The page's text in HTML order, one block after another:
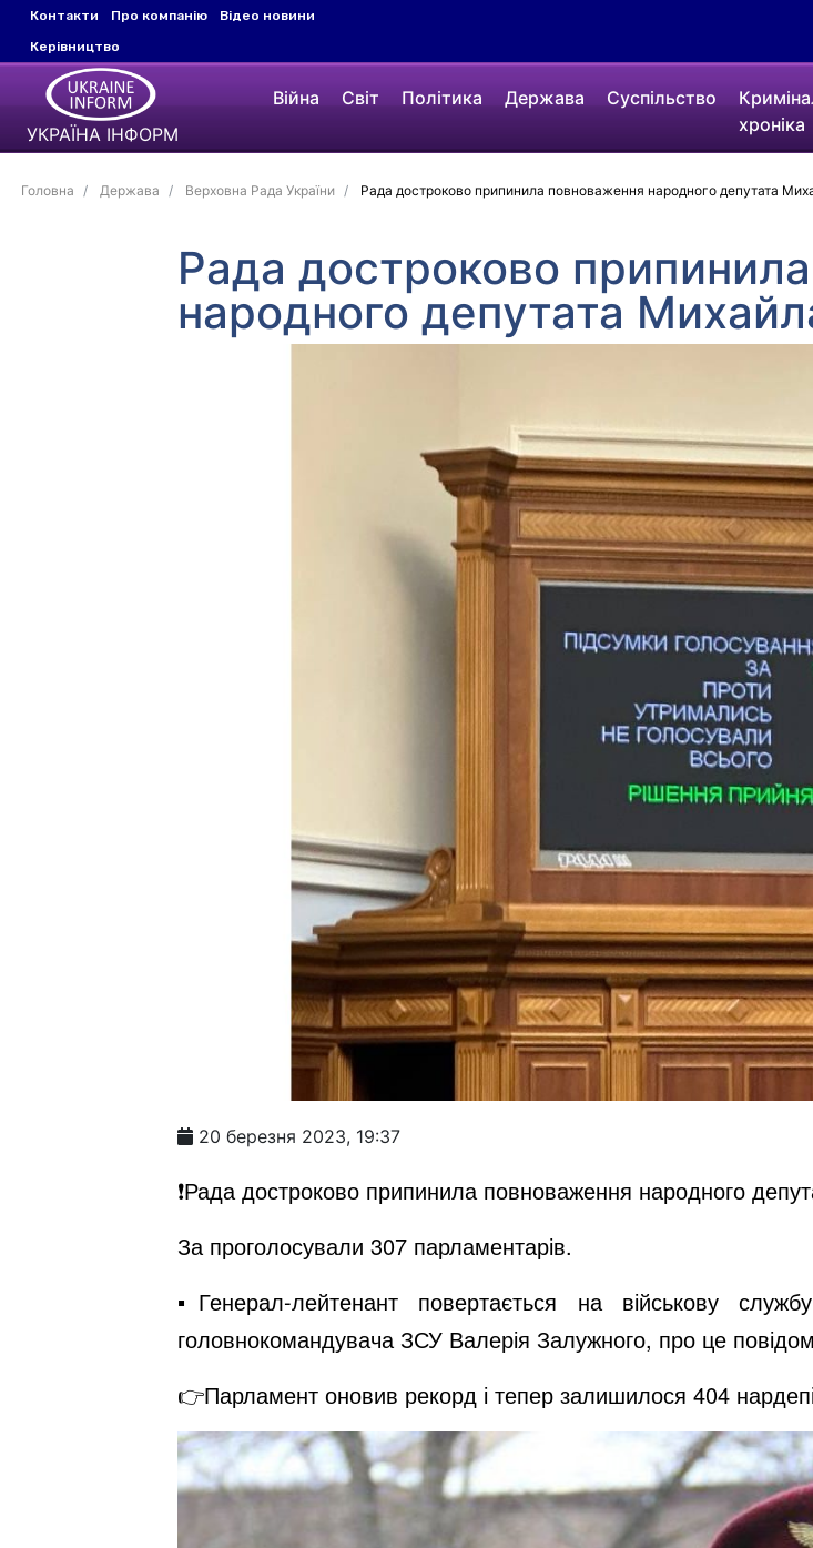
Контакти Про компанію
Відео новини
Керівництво
УКРАЇНА ІНФОРМ
Війна Світ Політика Держава Суспільство
хроніка
Головна Держава Верховна Рада України Рада достроково припинила повноваження народного депутата
Рада достроково
народного депутата
20 березня 2023, 19:37
❗️Рада достроково припинила повноваження народного
За проголосували 307 парламентарів.
▪️Генерал-лейтенант повертається на військову
головнокомандувача ЗСУ Валерія Залужного, про це
👉Парламент оновив рекорд і тепер залишилося 404